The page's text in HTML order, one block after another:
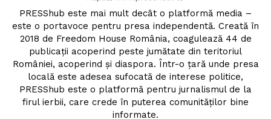
PRESShub este mai mult decât o platformă media –
este o portavoce pentru presa independentă. Creată în
2018 de Freedom House România, coagulează 44 de
publicații acoperind peste jumătate din teritoriul
României, acoperind și diaspora. Într-o țară unde presa
locală este adesea sufocată de interese politice,
PRESShub este o platformă pentru jurnalismul de la
firul ierbii, care crede în puterea comunităților bine
informate.